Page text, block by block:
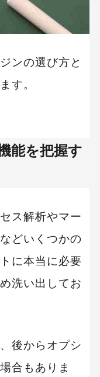
ンの選び方と
す。
能を把握す
ス解析やマー
どいくつかの
に本当に必要
洗い出してお
後からオプシ
合もありま